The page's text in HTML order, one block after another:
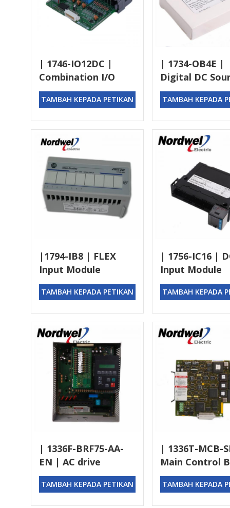
| 1746-IO12DC |
Combination I/O
Module
TAMBAH KEPADA PETIKAN
| 1734-OB4E |
Digital DC
Output
TAMBAH KEPADA
|1794-IB8 | FLEX
Input Module
TAMBAH KEPADA PETIKAN
| 1756-IC16 |
Input Module
TAMBAH KEPADA
| 1336F-BRF75-AA-
EN | AC drive
TAMBAH KEPADA PETIKAN
| 1336T-MCB-
Main Control
TAMBAH KEPADA